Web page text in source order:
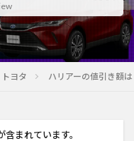
トヨタ ハリアーの値引き額
まれています。